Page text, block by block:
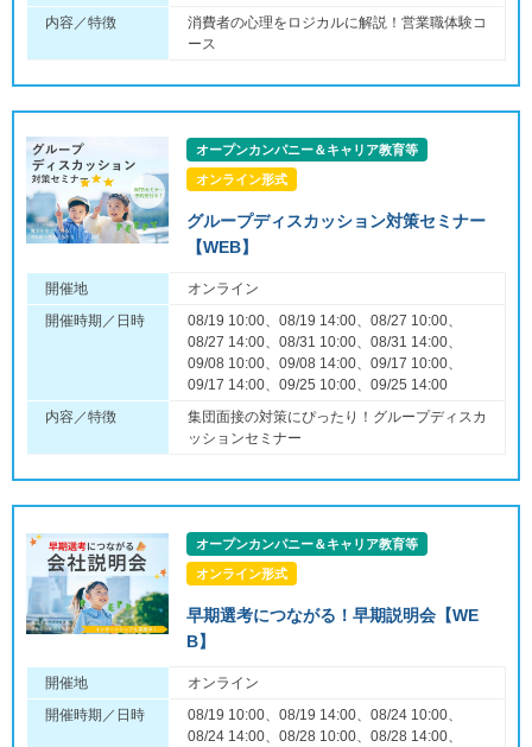
内容／特徴
消費者の心理をロジカルに解説！営業職体験コ
ース
オープンカンパニー＆キャリア教育等
オンライン形式
グループディスカッション対策セミナー
【WEB】
開催地
オンライン
開催時期／日時
08/19 10:00、08/19 14:00、08/27 10:00、
08/27 14:00、08/31 10:00、08/31 14:00、
09/08 10:00、09/08 14:00、09/17 10:00、
09/17 14:00、09/25 10:00、09/25 14:00
内容／特徴
集団面接の対策にぴったり！グループディスカ
ッションセミナー
オープンカンパニー＆キャリア教育等
オンライン形式
早期選考につながる！早期説明会【WE
B】
開催地
オンライン
開催時期／日時
08/19 10:00、08/19 14:00、08/24 10:00、
08/24 14:00、08/28 10:00、08/28 14:00、